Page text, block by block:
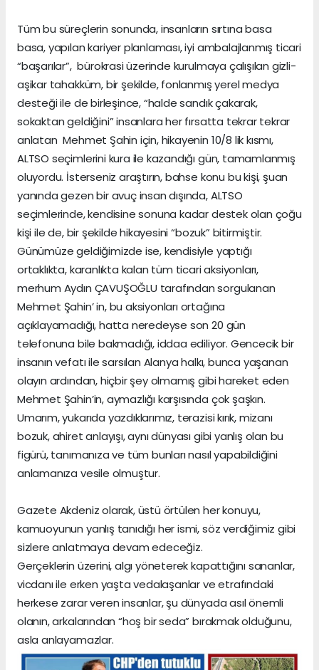
Tüm bu süreçlerin sonunda, insanların sırtına basa
basa, yapılan kariyer planlaması, iyi ambalajlanmış ticari
“başarılar”, bürokrasi üzerinde kurulmaya çalışılan gizli-
aşikar tahakküm, bir şekilde, fonlanmış yerel medya
desteği ile de birleşince, “halde sandık çakarak,
sokaktan geldiğini” insanlara her fırsatta tekrar tekrar
anlatan Mehmet Şahin için, hikayenin 10/8 lik kısmı,
ALTSO seçimlerini kura ile kazandığı gün, tamamlanmış
oluyordu. İsterseniz araştırın, bahse konu bu kişi, şuan
yanında gezen bir avuç insan dışında, ALTSO
seçimlerinde, kendisine sonuna kadar destek olan çoğu
kişi ile de, bir şekilde hikayesini “bozuk” bitirmiştir.
Günümüze geldiğimizde ise, kendisiyle yaptığı
ortaklıkta, karanlıkta kalan tüm ticari aksiyonları,
merhum Aydın ÇAVUŞOĞLU tarafından sorgulanan
Mehmet Şahin’ in, bu aksiyonları ortağına
açıklayamadığı, hatta neredeyse son 20 gün
telefonuna bile bakmadığı, iddaa ediliyor. Gencecik bir
insanın vefatı ile sarsılan Alanya halkı, bunca yaşanan
olayın ardından, hiçbir şey olmamış gibi hareket eden
Mehmet Şahin’in, aymazlığı karşısında çok şaşkın.
Umarım, yukarıda yazdıklarımız, terazisi kırık, mizanı
bozuk, ahiret anlayışı, aynı dünyası gibi yanlış olan bu
figürü, tanımanıza ve tüm bunları nasıl yapabildiğini
anlamanıza vesile olmuştur.
Gazete Akdeniz olarak, üstü örtülen her konuyu,
kamuoyunun yanlış tanıdığı her ismi, söz verdiğimiz gibi
sizlere anlatmaya devam edeceğiz.
Gerçeklerin üzerini, algı yöneterek kapattığını sananlar,
vicdanı ile erken yaşta vedalaşanlar ve etrafındaki
herkese zarar veren insanlar, şu dünyada asıl önemli
olanın, arkalarından “hoş bir seda” bırakmak olduğunu,
asla anlayamazlar.